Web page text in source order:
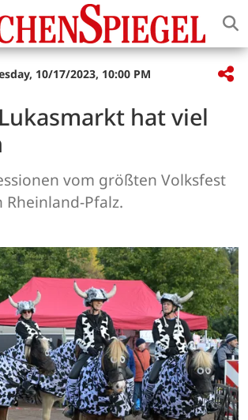
10/17/2023, 10:00 PM
hat viel
vom größten Volksfest
Pfalz.